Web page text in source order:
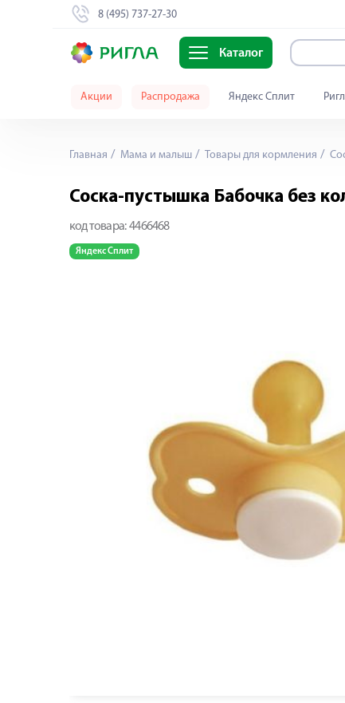
8 (495) 737-27-30
Каталог
Акции Распродажа Яндекс Сплит
Главная Мама и малыш Товары для кормления
Соска-пустышка Бабочка без
код товара: 4466468
Яндекс Сплит